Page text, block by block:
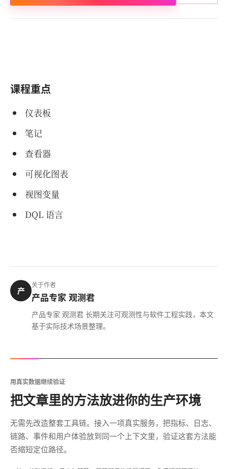
课程重点
仪表板
笔记
查看器
可视化图表
视图变量
DQL 语言
产
关于作者
产品专家 观测君
产品专家 观测君 长期关注可观测性与软件工程实践，本文
基于实际技术场景整理。
用真实数据继续验证
把文章里的方法放进你的生产环境
无需先改造整套工具链。接入一项真实服务，把指标、日志、
链路、事件和用户体验放到同一个上下文里，验证这套方法能
否缩短定位路径。